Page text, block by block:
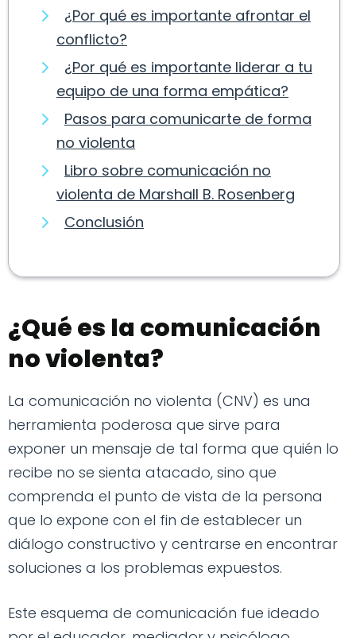
¿Por qué es importante afrontar el
conflicto?
¿Por qué es importante liderar a tu
equipo de una forma empática?
Pasos para comunicarte de forma
no violenta
Libro sobre comunicación no
violenta de Marshall B. Rosenberg
Conclusión
¿Qué es la comunicación
no violenta?
La comunicación no violenta (CNV) es una
herramienta poderosa que sirve para
exponer un mensaje de tal forma que quién lo
recibe no se sienta atacado, sino que
comprenda el punto de vista de la persona
que lo expone con el fin de establecer un
diálogo constructivo y centrarse en encontrar
soluciones a los problemas expuestos.
Este esquema de comunicación fue ideado